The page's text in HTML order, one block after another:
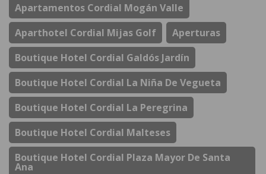
Apartamentos Cordial Mogán Valle
Aparthotel Cordial Mijas Golf
Aperturas
Boutique Hotel Cordial Galdós Jardín
Boutique Hotel Cordial La Niña De Vegueta
Boutique Hotel Cordial La Peregrina
Boutique Hotel Cordial Malteses
Boutique Hotel Cordial Plaza Mayor De Santa
Ana